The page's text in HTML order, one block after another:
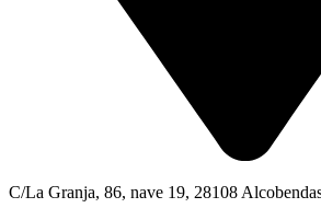
C/La Granja, 86, nave 19, 28108